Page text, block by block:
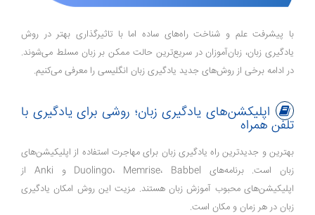
با پیشرفت علم و شناخت راه‌های ساده اما با تاثیر‌گذاری بهتر در روش
یادگیری زبان، زبان‌آموزان در سریع‌ترین حالت ممکن بر زبان مسلط می‌شوند.
در ادامه برخی از روش‌های جدید یادگیری زبان انگلیسی را معرفی می‌کنیم.
اپلیکشن‌های یادگیری زبان؛ روشی برای یادگیری با
تلفن همراه
بهترین و جدیدترین راه یادگیری زبان برای مهاجرت استفاده از اپلیکیشن‌های
زبان است. برنامه‌های Duolingo، Memrise، Babbel و Anki از
اپلیکیشن‌های محبوب آموزش زبان هستند. مزیت این روش امکان یادگیری
زبان در هر زمان و مکان است.